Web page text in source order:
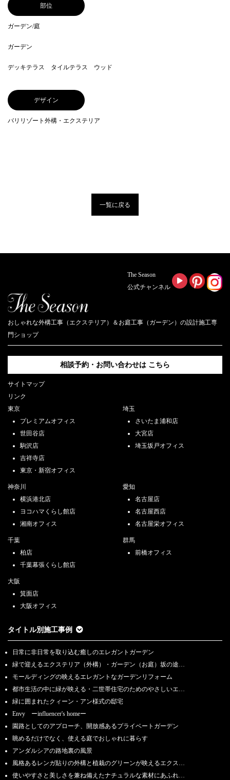
部位
ガーデン/庭
ガーデン
デッキテラス タイルテラス ウッド
デザイン
バリリゾート外構・エクステリア
一覧に戻る
The Season
公式チャンネル
おしゃれな外構工事（エクステリア）＆お庭工事（ガーデン）の設計施工専
門ショップ
相談予約・お問い合わせは こちら
サイトマップ
リンク
東京
プレミアムオフィス
世田谷店
駒沢店
吉祥寺店
東京・新宿オフィス
千葉
柏店
千葉幕張くらし館店
群馬
前橋オフィス
愛知
名古屋店
名古屋西店
名古屋栄オフィス
神奈川
横浜港北店
ヨコハマくらし館店
湘南オフィス
埼玉
さいたま浦和店
大宮店
埼玉坂戸オフィス
大阪
箕面店
大阪オフィス
タイトル別施工事例
日常に非日常を取り込む癒しのエレガントガーデン
緑で迎えるエクステリア（外構）・ガーデン（お庭）坂の途…
モールディングの映えるエレガントなガーデンリフォーム
都市生活の中に緑が映える・二世帯住宅のためのやさしいエ…
緑に囲まれたクィーン・アン様式の邸宅
Envy ーinfluencer's homeー
園路としてのアプローチ、開放感あるプライベートガーデン
眺めるだけでなく、使える庭でおしゃれに暮らす
アンダルシアの路地裏の風景
風格あるレンガ貼りの外構と植栽のグリーンが映えるエクス…
使いやすさと美しさを兼ね備えたナチュラルな素材にあふれ…